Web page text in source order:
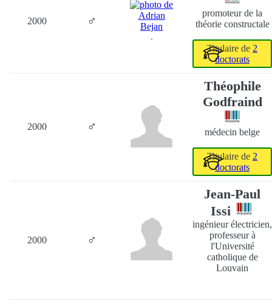
2000 ♂
-
promoteur de la
théorie constructale
Titulaire de 2
doctorats
2000 ♂
Théophile
Godfraind
médecin belge
Titulaire de 2
doctorats
2000 ♂
Jean-Paul
Issi
ingénieur électricien,
professeur à
l'Université
catholique de
Louvain